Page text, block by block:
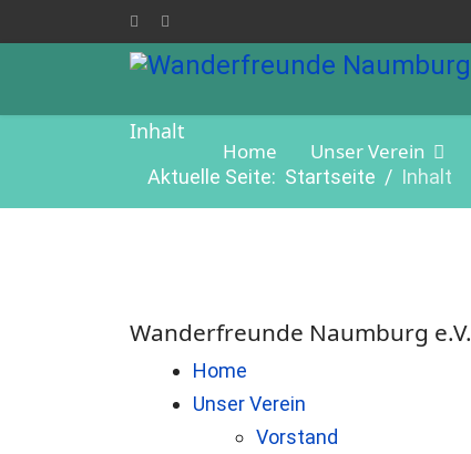
Home Unser Verein
Inhalt
Aktuelle Seite: Startseite Inhalt
Wanderfreunde Naumburg e.V.
Home
Unser Verein
Vorstand